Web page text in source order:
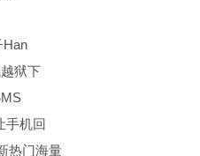
Han
狱下
手机回
热门海量